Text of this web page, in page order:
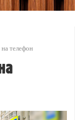
на телефон